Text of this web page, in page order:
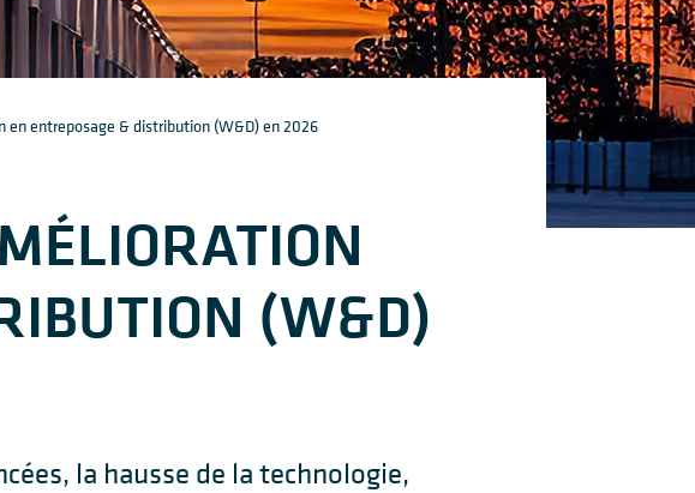
en entreposage & distribution (W&D) en 2026
(W&D)
la hausse de la technologie,